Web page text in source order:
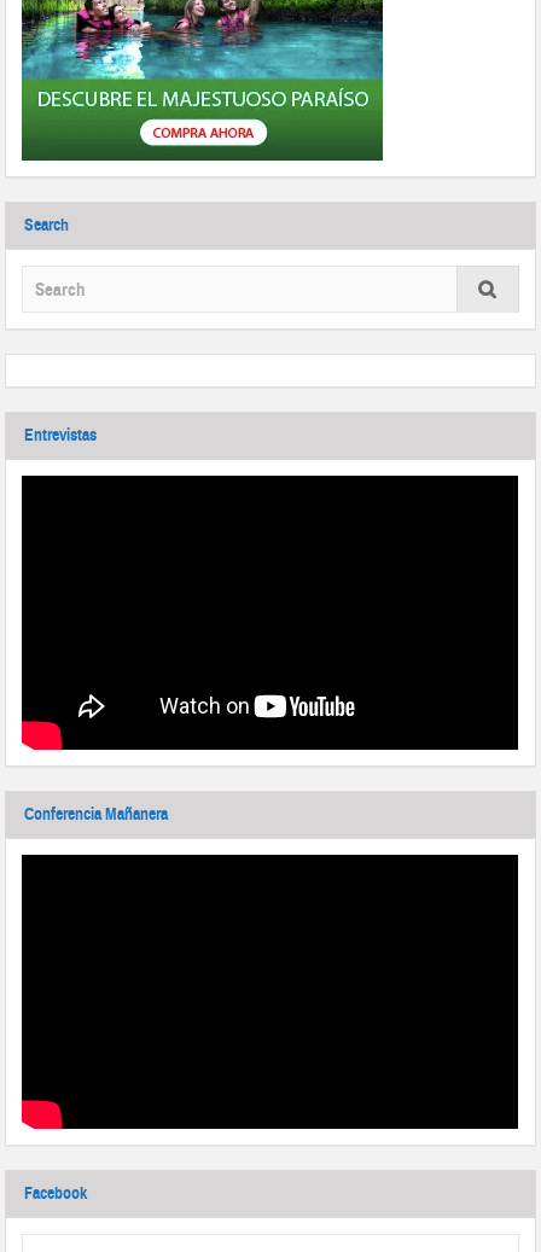
Search
Entrevistas
Conferencia Mañanera
Facebook